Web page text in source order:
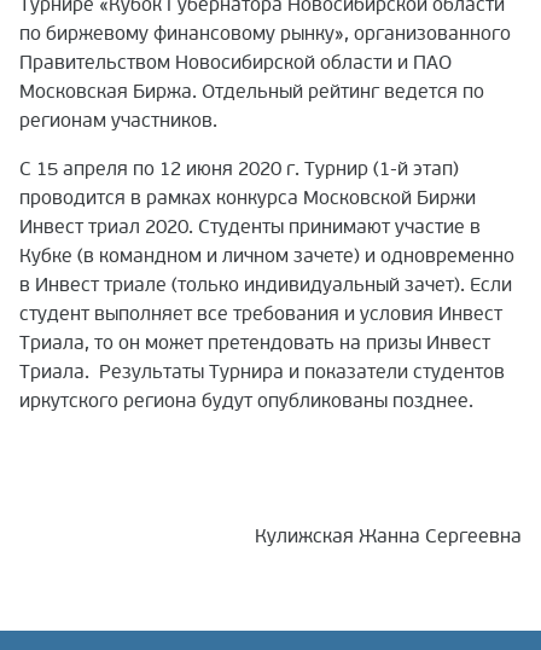
по биржевому финансовому рынку», организованного
Правительством Новосибирской области и ПАО
Московская Биржа. Отдельный рейтинг ведется по
регионам участников.
С 15 апреля по 12 июня 2020 г. Турнир (1-й этап)
проводится в рамках конкурса Московской Биржи
Инвест триал 2020. Студенты принимают участие в
Кубке (в командном и личном зачете) и одновременно
в Инвест триале (только индивидуальный зачет). Если
студент выполняет все требования и условия Инвест
Триала, то он может претендовать на призы Инвест
Триала. Результаты Турнира и показатели студентов
иркутского региона будут опубликованы позднее.
Кулижская Жанна Сергеевна